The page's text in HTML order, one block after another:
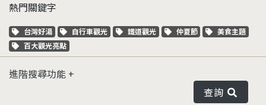
熱門關鍵字
關鍵字標籤
台灣好湯 關鍵字標籤
自行車觀光 關鍵字標籤
鐵道觀光 關鍵字標籤
仲夏節 關鍵字標籤
美食主題
關鍵字標籤
百大觀光亮點
進階搜尋功能
查詢